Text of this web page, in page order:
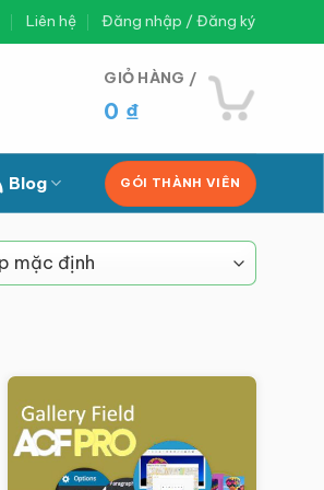
Liên hệ Đăng nhập / Đăng ký
GIỎ HÀNG /
0 ₫
Blog GÓI THÀNH VIÊN